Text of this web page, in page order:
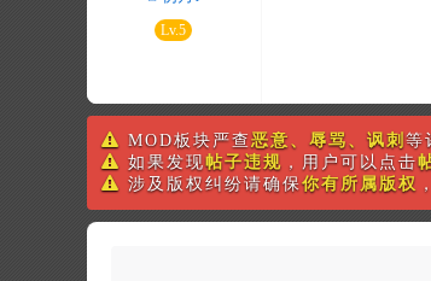
Lv.5
MOD板块严查 恶意、辱骂、讽刺 等
如果发现帖子违规 ，用户可以点击
涉及版权纠纷请确保你有所属版权